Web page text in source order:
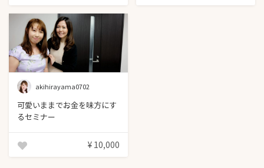
akihirayama0702
可愛いままでお金を味方にす
るセミナー
¥ 10,000